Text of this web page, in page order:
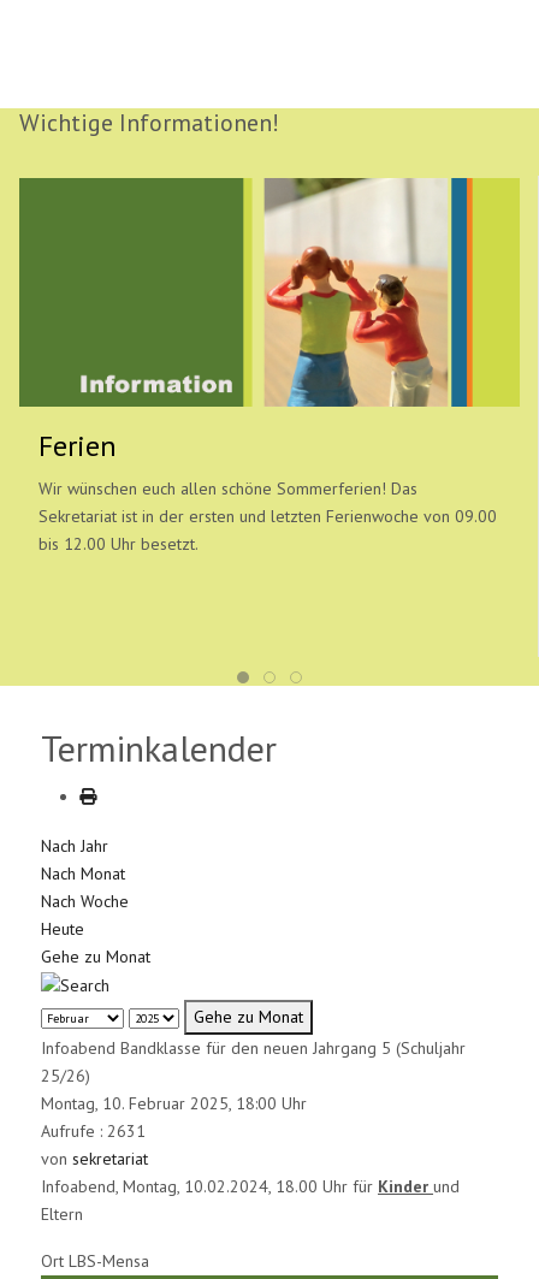
Wichtige Informationen!
Ferien
Wir wünschen euch allen schöne Sommerferien! Das
Sekretariat ist in der ersten und letzten Ferienwoche von 09.00
bis 12.00 Uhr besetzt.
Terminkalender
Nach Jahr
Nach Monat
Nach Woche
Heute
Gehe zu Monat
Gehe zu Monat
Infoabend Bandklasse für den neuen Jahrgang 5 (Schuljahr
25/26)
Montag, 10. Februar 2025, 18:00 Uhr
Aufrufe : 2631
vonsekretariat
Infoabend, Montag, 10.02.2024, 18.00 Uhr für Kinderund
Eltern
OrtLBS-Mensa